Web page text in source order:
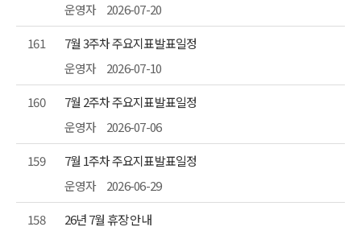
운영자
2026-07-20
161
7월 3주차 주요지표발표일정
운영자
2026-07-10
160
7월 2주차 주요지표발표일정
운영자
2026-07-06
159
7월 1주차 주요지표발표일정
운영자
2026-06-29
158
26년 7월 휴장 안내